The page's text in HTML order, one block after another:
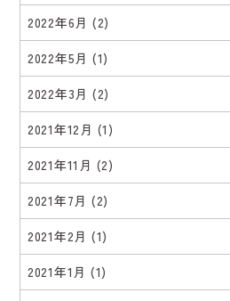
2022年6月 (2)
2022年5月 (1)
2022年3月 (2)
2021年12月 (1)
2021年11月 (2)
2021年7月 (2)
2021年2月 (1)
2021年1月 (1)